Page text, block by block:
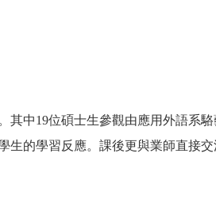
其中19位碩士生參觀由應用外語系
的學習反應。課後更與業師直接